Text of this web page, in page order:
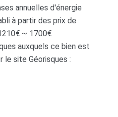
annuelles d'énergie
à partir des prix de
~ 1700€
auxquels ce bien est
le site Géorisques :